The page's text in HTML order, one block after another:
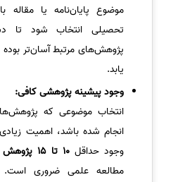
موضوع پایان‌نامه یا مقاله
تحصیلی انتخاب شود تا
پژوهش‌های مرتبط آسان‌تر بوده
یابد.
وجود پیشینه پژوهشی کافی:
انتخاب موضوعی که
انجام شده باشد، اهمیت زیادی
وجود حداقل 10 تا 15 پژوهش مرتبط
مطالعه علمی ضروری